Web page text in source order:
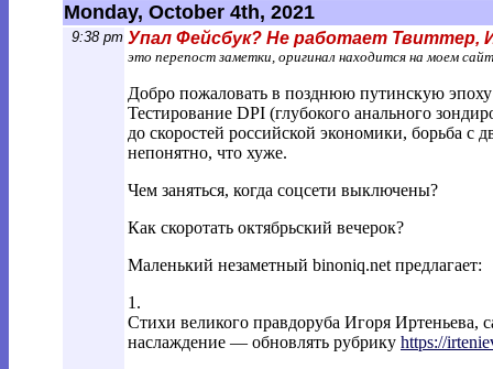
Monday, October 4th, 2021
9:38 pm Упал Фейсбук? Не работает Твиттер,
это перепост заметки, оригинал находится на моем
Добро пожаловать в позднюю путинскую
Тестирование DPI (глубокого анального
до скоростей российской экономики, борьба
непонятно, что хуже.
Чем заняться, когда соцсети выключены?
Как скоротать октябрьский вечерок?
Маленький незаметный binoniq.net предлагает:
1.
Стихи великого правдоруба Игоря Иртеньева,
наслаждение — обновлять рубрику https://